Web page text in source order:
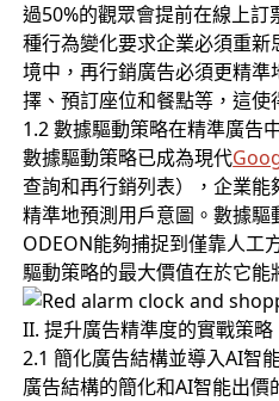
過50%的觀眾會提前在線上
種行為變化要求企業必須重新
境中，再行銷廣告必須更精
擇、預訂座位和餐點等，這使
1.2 數據驅動策略在精準廣告
數據驅動策略已成為現代
查詢和再行銷列表），企業
精準地預測用戶意圖。數據
ODEON能夠捕捉到僅靠人工
驅動策略的最大價值在於它能
II. 提升廣告精準度的實戰策略
2.1 簡化廣告結構並導入AI智
廣告結構的簡化和AI智能出價